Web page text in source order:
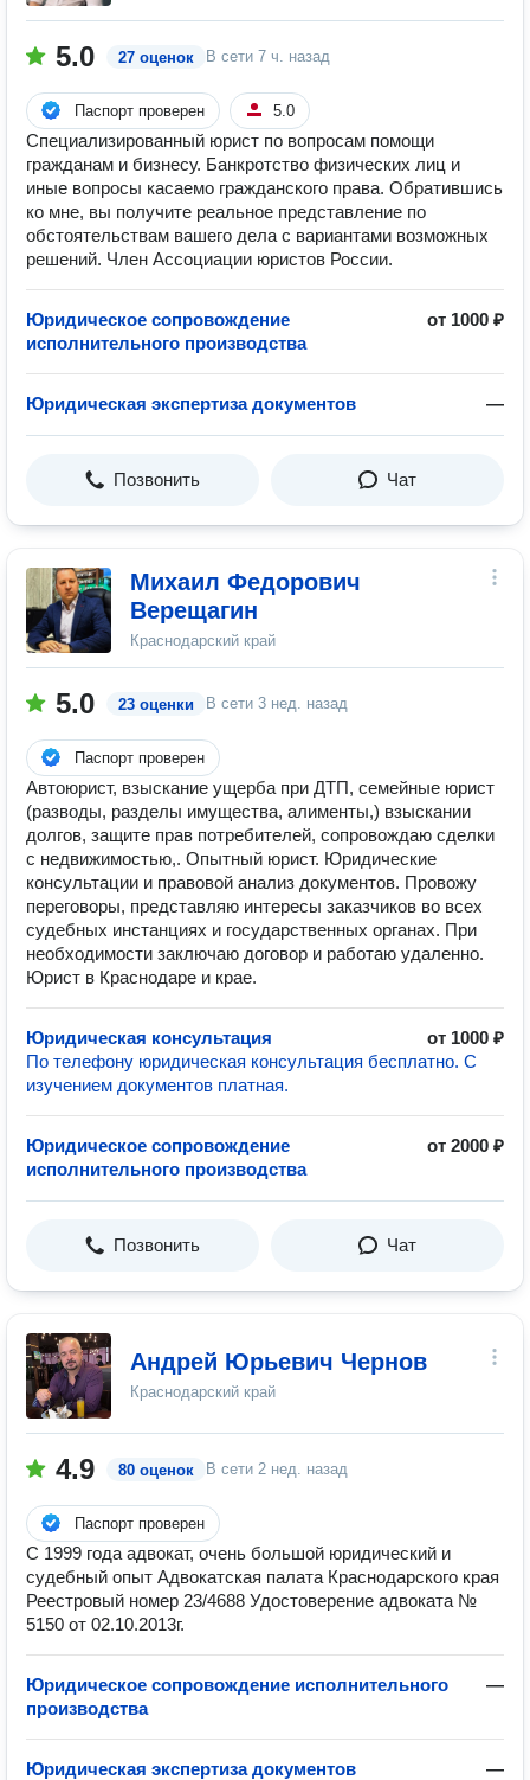
5.0 27 оценок В сети 7 ч. назад
Паспорт проверен 5.0
Специализированный юрист по вопросам помощи
гражданам и бизнесу. Банкротство физических лиц и
иные вопросы касаемо гражданского права. Обратившись
ко мне, вы получите реальное представление по
обстоятельствам вашего дела с вариантами возможных
решений. Член Ассоциации юристов России.
Юридическое сопровождение
исполнительного производства
от 1000 ₽
Юридическая экспертиза документов —
Позвонить Чат
Михаил Федорович
Верещагин
Краснодарский край
5.0 23 оценки В сети 3 нед. назад
Паспорт проверен
Автоюрист, взыскание ущерба при ДТП, семейные юрист
(разводы, разделы имущества, алименты,) взыскании
долгов, защите прав потребителей, сопровождаю сделки
с недвижимостью,. Опытный юрист. Юридические
консультации и правовой анализ документов. Провожу
переговоры, представляю интересы заказчиков во всех
судебных инстанциях и государственных органах. При
необходимости заключаю договор и работаю удаленно.
Юрист в Краснодаре и крае.
Юридическая консультация
от 1000 ₽
По телефону юридическая консультация бесплатно. С
изучением документов платная.
Юридическое сопровождение
исполнительного производства
от 2000 ₽
Позвонить Чат
Андрей Юрьевич Чернов
Краснодарский край
4.9 80 оценок В сети 2 нед. назад
Паспорт проверен
С 1999 года адвокат, очень большой юридический и
судебный опыт Адвокатская палата Краснодарского края
Реестровый номер 23/4688 Удостоверение адвоката №
5150 от 02.10.2013г.
Юридическое сопровождение исполнительного
производства
—
Юридическая экспертиза документов —